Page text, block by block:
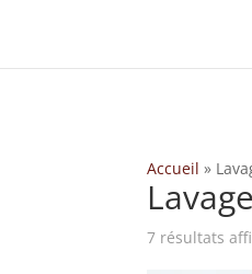
Accueil »
7 résultats